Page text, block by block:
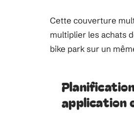
Cette couverture
multiplier les achats
bike park sur un
application